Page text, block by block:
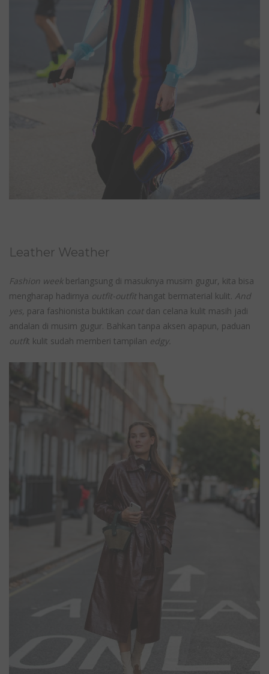
Leather Weather
Fashion week berlangsung di masuknya musim gugur, kita bisa
mengharap hadirnya outfit-outfit hangat bermaterial kulit. And
yes, para fashionista buktikan coat dan celana kulit masih jadi
andalan di musim gugur. Bahkan tanpa aksen apapun, paduan
outfit kulit sudah memberi tampilan edgy.